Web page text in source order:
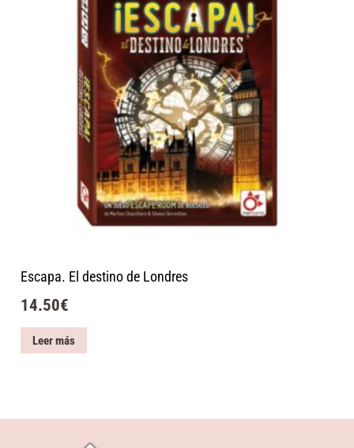
Escapa. El destino de Londres
14.50€
Leer más